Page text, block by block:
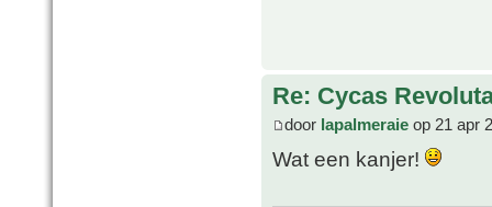
Re: Cycas
door lapalmeraie op 21 apr
Wat een kanjer!